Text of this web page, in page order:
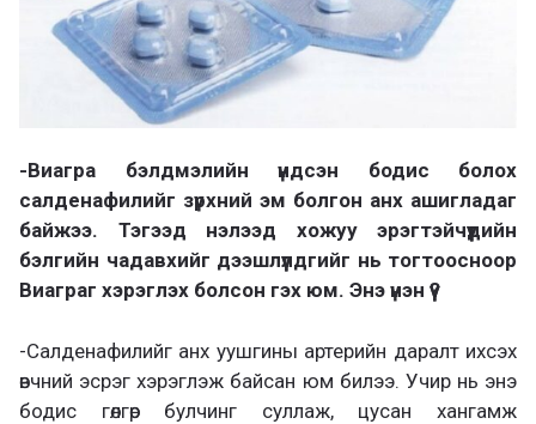
-Виагра бэлдмэлийн үндсэн бодис болох
салденафилийг зүрхний эм болгон анх ашигладаг
байжээ. Тэгээд нэлээд хожуу эрэгтэйчүүдийн
бэлгийн чадавхийг дээшлүүлдгийг нь тогтоосноор
Виаграг хэрэглэх болсон гэх юм. Энэ үнэн үү?
-Салденафилийг анх уушгины артерийн даралт ихсэх
өвчний эсрэг хэрэглэж байсан юм билээ. Учир нь энэ
бодис гөлгөр булчинг суллаж, цусан хангамж